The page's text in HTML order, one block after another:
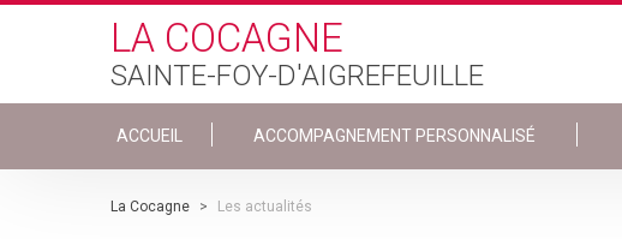
Skip to main content
LA COCAGNE
SAINTE-FOY-D'AIGREFEUILLE
ACCUEIL ACCOMPAGNEMENT PERSONNALISÉ
La Cocagne > Les actualités